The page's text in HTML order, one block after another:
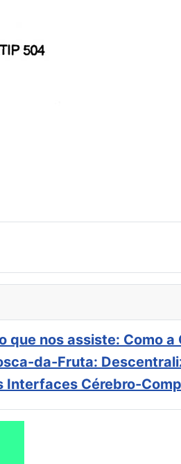
que nos assiste: Como
da-Fruta:
Interfaces Cérebro-